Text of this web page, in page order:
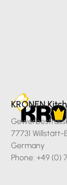
KRONEN
77731
Germany
Phone: +49 (0)